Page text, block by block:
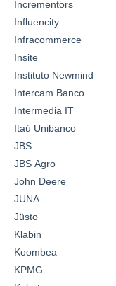
Incrementors
Influencity
Infracommerce
Insite
Instituto Newmind
Intercam Banco
Intermedia IT
Itaú Unibanco
JBS
JBS Agro
John Deere
JUNA
Jüsto
Klabin
Koombea
KPMG